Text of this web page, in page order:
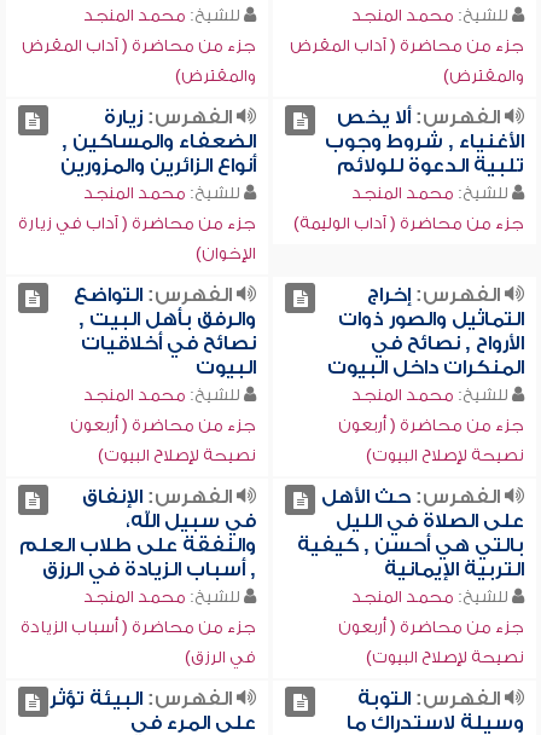
للشيخ: محمد المنجد
جزء من محاضرة ( آداب المقرض
والمقترض)
للشيخ: محمد المنجد
جزء من محاضرة ( آداب المقرض
والمقترض)
الفهرس:ألا يخص
الأغنياء , شروط وجوب
تلبية الدعوة للولائم
للشيخ: محمد المنجد
جزء من محاضرة ( آداب الوليمة)
الفهرس:زيارة
الضعفاء والمساكين ,
أنواع الزائرين والمزورين
للشيخ: محمد المنجد
جزء من محاضرة ( آداب في زيارة
الإخوان)
الفهرس:إخراج
التماثيل والصور ذوات
الأرواح , نصائح في
المنكرات داخل البيوت
للشيخ: محمد المنجد
جزء من محاضرة ( أربعون
نصيحة لإصلاح البيوت)
الفهرس:التواضع
والرفق بأهل البيت ,
نصائح في أخلاقيات
البيوت
للشيخ: محمد المنجد
جزء من محاضرة ( أربعون
نصيحة لإصلاح البيوت)
الفهرس:حث الأهل
على الصلاة في الليل
بالتي هي أحسن , كيفية
التربية الإيمانية
للشيخ: محمد المنجد
جزء من محاضرة ( أربعون
نصيحة لإصلاح البيوت)
الفهرس:الإنفاق
في سبيل الله،
والنفقة على طلاب العلم
, أسباب الزيادة في الرزق
للشيخ: محمد المنجد
جزء من محاضرة ( أسباب الزيادة
في الرزق)
الفهرس:التوبة
وسيلة لاستدراك ما
الفهرس:البيئة تؤثر
على المرء في